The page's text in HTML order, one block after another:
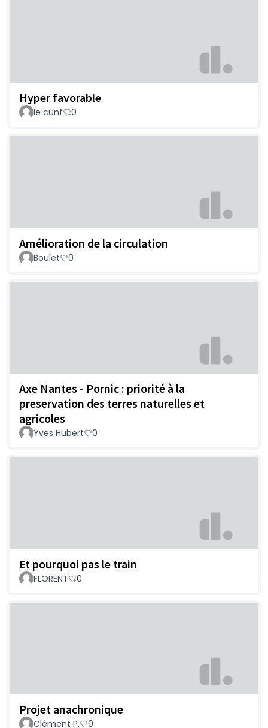
Hyper favorable
le cunf 0
Amélioration de la circulation
Boulet 0
Axe Nantes - Pornic : priorité à la
preservation des terres naturelles et
agricoles
Yves Hubert 0
Et pourquoi pas le train
FLORENT 0
Projet anachronique
Clément P. 0